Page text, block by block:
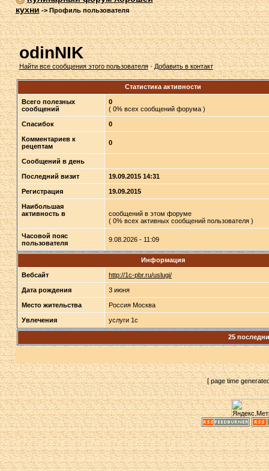
кухни->Профиль пользователя
odinNIK
Найти все сообщения этого пользователя·Добавить в контакт
Статистика активности
Всего полезных
сообщений
0
( 0% всех сообщений форума )
Спасибок 0
Комментариев к
рецептам
0
Сообщений в день
Последний визит 19.09.2015 14:31
Регистрация 19.09.2015
Наибольшая
активность в
сообщений в этом форуме
( 0% всех активных сообщений пользователя )
Часовой пояс
пользователя
9.08.2026 - 11:09
Информация
Вебсайт http://1c-pbr.ru/uslugi/
Дата рождения 3 июня
Место жительства Россия Москва
Увлечения услуги 1с
25
[ page time